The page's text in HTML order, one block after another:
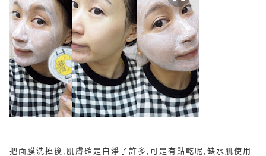
把面膜洗掉後,肌膚確是白淨了許多,可是有點乾呢, 缺水肌使用